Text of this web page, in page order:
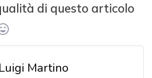
di questo articolo
Luigi Martino